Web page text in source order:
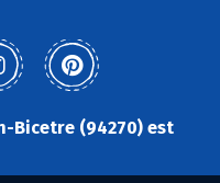
Bicetre (94270) est